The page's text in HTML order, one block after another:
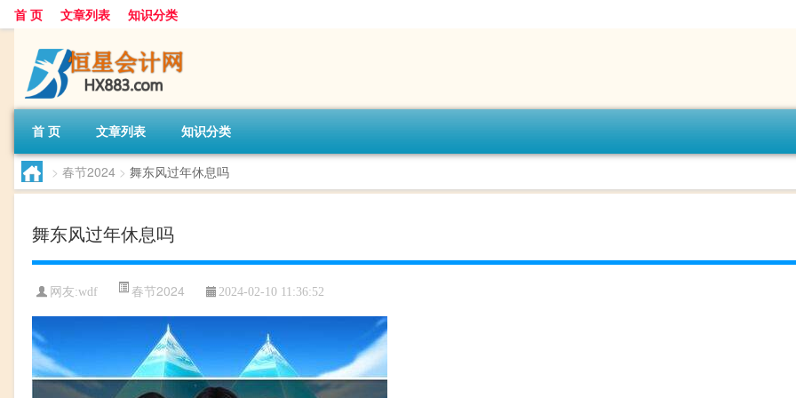
首 页 文章列表 知识分类
首 页 文章列表 知识分类
> 春节2024 > 舞东风过年休息吗
舞东风过年休息吗
网友:wdf 春节2024 2024-02-10 11:36:52